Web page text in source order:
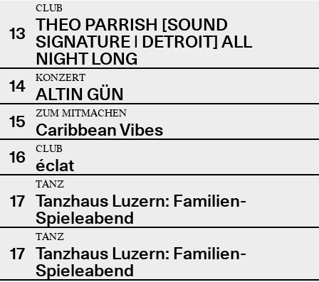
13
CLUB
THEO PARRISH [SOUND
SIGNATURE | DETROIT] ALL
NIGHT LONG
14
KONZERT
ALTIN GÜN
15
ZUM MITMACHEN
Caribbean Vibes
16
CLUB
éclat
17
TANZ
Tanzhaus Luzern: Familien-
Spieleabend
17
TANZ
Tanzhaus Luzern: Familien-
Spieleabend